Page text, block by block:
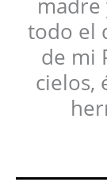
madre
todo el
de mi
cielos,